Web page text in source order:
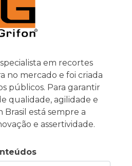
em recortes
no mercado e foi criada
públicos. Para garantir
qualidade, agilidade e
Brasil está sempre a
e assertividade.